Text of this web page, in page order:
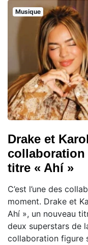
Musique
Drake et
collaboration
titre « Ahí »
C’est l’une des
moment. Drake et
Ahí », un nouveau
deux superstars de
collaboration figure